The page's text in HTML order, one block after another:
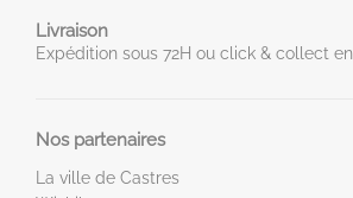
Livraison
Expédition sous 72H ou click & collect
Nos partenaires
La ville de Castres